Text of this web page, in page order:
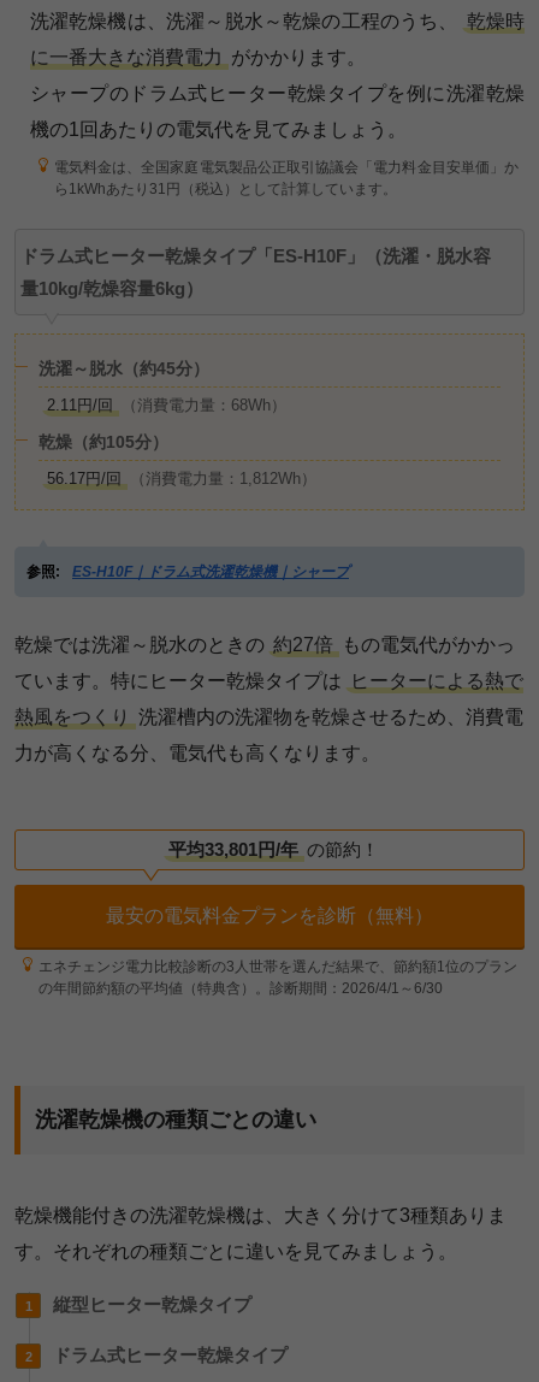
洗濯乾燥機は、洗濯～脱水～乾燥の工程のうち、
乾燥時
に一番大きな消費電力 がかかります。
シャープのドラム式ヒーター乾燥タイプを例に洗濯乾燥
機の1回あたりの電気代を見てみましょう。
電気料金は、全国家庭電気製品公正取引協議会「電力料金目安単価」か
ら1kWhあたり31円（税込）として計算しています。
ドラム式ヒーター乾燥タイプ「ES-H10F」（洗濯・脱水容
量10kg/乾燥容量6kg）
洗濯～脱水（約45分）
2.11円/回 （消費電力量：68Wh）
乾燥（約105分）
56.17円/回 （消費電力量：1,812Wh）
参照: ES-H10F｜ドラム式洗濯乾燥機｜シャープ
乾燥では洗濯～脱水のときの 約27倍
もの電気代がかかっ
ています。特にヒーター乾燥タイプは
ヒーターによる熱で
熱風をつくり
洗濯槽内の洗濯物を乾燥させるため、消費電
力が高くなる分、電気代も高くなります。
平均33,801円/年 の節約！
最安の電気料金プランを診断（無料）
エネチェンジ電力比較診断の3人世帯を選んだ結果で、節約額1位のプラン
の年間節約額の平均値（特典含）。診断期間：2026/4/1～6/30
洗濯乾燥機の種類ごとの違い
乾燥機能付きの洗濯乾燥機は、大きく分けて3種類ありま
す。それぞれの種類ごとに違いを見てみましょう。
縦型ヒーター乾燥タイプ
ドラム式ヒーター乾燥タイプ